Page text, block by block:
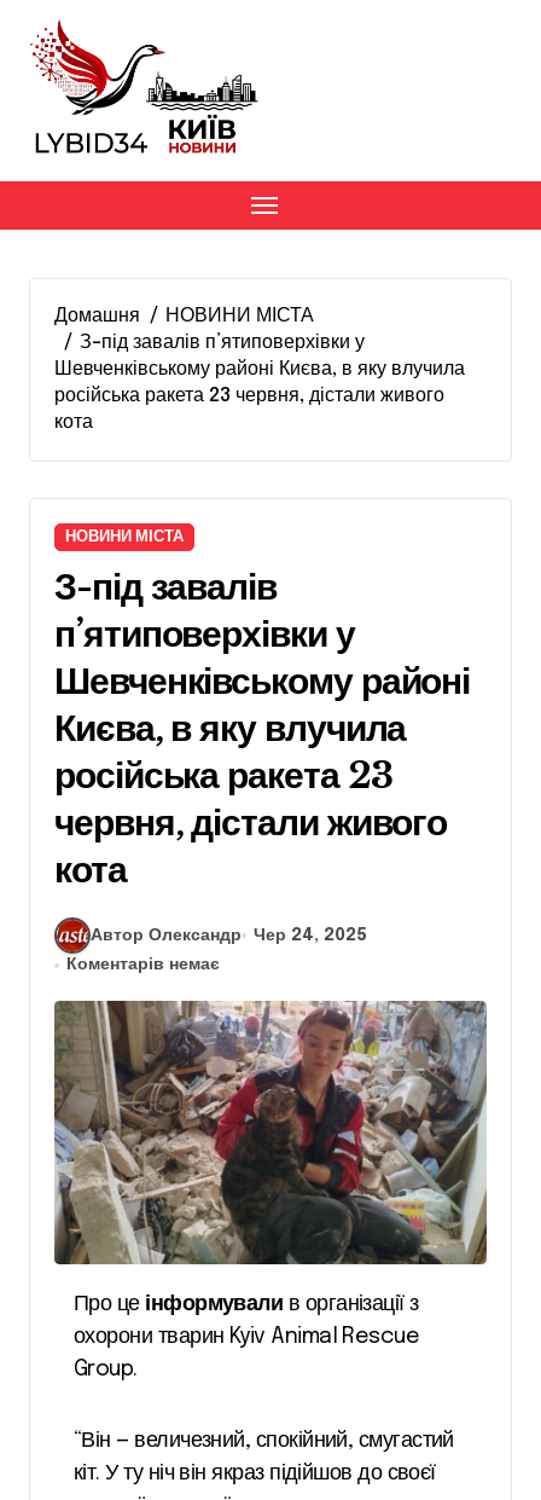
вмісту
Домашня
НОВИНИ МІСТА
З-під завалів п’ятиповерхівки у
Шевченківському районі Києва, в яку влучила
російська ракета 23 червня, дістали живого
кота
НОВИНИ МІСТА
З-під завалів
п’ятиповерхівки у
Шевченківському районі
Києва, в яку влучила
російська ракета 23
червня, дістали живого
кота
Автор Олександр
Чер 24, 2025
Коментарів немає
Про це інформували в організації з
охорони тварин Kyiv Animal Rescue
Group.
“Він — величезний, спокійний, смугастий
кіт. У ту ніч він якраз підійшов до своєї